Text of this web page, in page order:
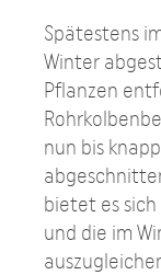
Spätestens
Winter
Pflanzen
nun bis
bietet es
und die im